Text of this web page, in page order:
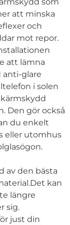
att minska
och
mot repor.
att lämna
anti-glare
i solen
Den gör också
du enkelt
eller utomhus
av den bästa
kan
längre
sig.
just din